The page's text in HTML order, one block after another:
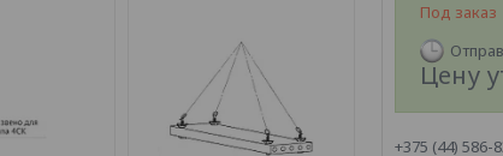
Под заказ
Цену
+375 (44) 586-